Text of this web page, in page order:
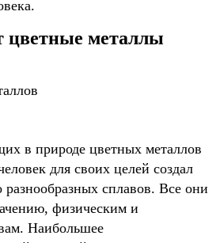
цветные металлы
в природе цветных металлов
для своих целей создал
разнообразных сплавов. Все они
физическим и
Наибольшее